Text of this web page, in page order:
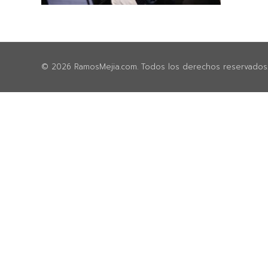
© 2026 RamosMejia.com. Todos los derechos reservados.